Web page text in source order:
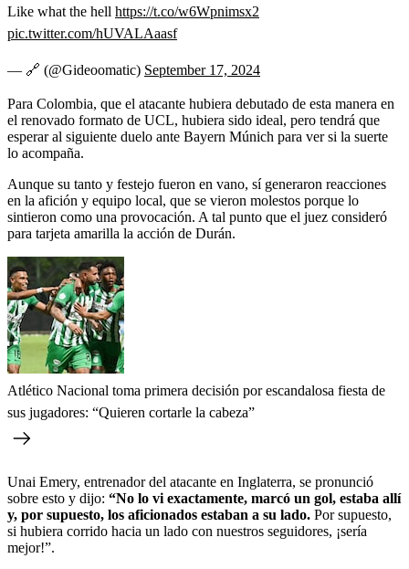
Like what the hell https://t.co/w6Wpnimsx2
pic.twitter.com/hUVALAaasf
— 🔗 (@Gideoomatic) September 17, 2024
Para Colombia, que el atacante hubiera debutado de esta manera en
el renovado formato de UCL, hubiera sido ideal, pero tendrá que
esperar al siguiente duelo ante Bayern Múnich para ver si la suerte
lo acompaña.
Aunque su tanto y festejo fueron en vano, sí generaron reacciones
en la afición y equipo local, que se vieron molestos porque lo
sintieron como una provocación. A tal punto que el juez consideró
para tarjeta amarilla la acción de Durán.
Atlético Nacional toma primera decisión por escandalosa fiesta de
sus jugadores: “Quieren cortarle la cabeza”
Unai Emery, entrenador del atacante en Inglaterra, se pronunció
sobre esto y dijo: “No lo vi exactamente, marcó un gol, estaba allí
y, por supuesto, los aficionados estaban a su lado. Por supuesto,
si hubiera corrido hacia un lado con nuestros seguidores, ¡sería
mejor!”.